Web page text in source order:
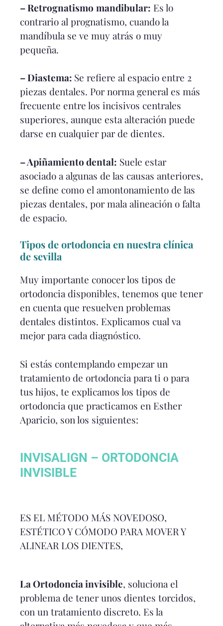
– Retrognatismo mandibular: Es lo
contrario al prognatismo, cuando la
mandíbula se ve muy atrás o muy
pequeña.
– Diastema: Se refiere al espacio entre 2
piezas dentales. Por norma general es más
frecuente entre los incisivos centrales
superiores, aunque esta alteración puede
darse en cualquier par de dientes.
– Apiñamiento dental: Suele estar
asociado a algunas de las causas anteriores,
se define como el amontonamiento de las
piezas dentales, por mala alineación o falta
de espacio.
Tipos de ortodoncia en nuestra clínica
de sevilla
Muy importante conocer los tipos de
ortodoncia disponibles, tenemos que tener
en cuenta que resuelven problemas
dentales distintos. Explicamos cual va
mejor para cada diagnóstico.
Si estás contemplando empezar un
tratamiento de ortodoncia para ti o para
tus hijos, te explicamos los tipos de
ortodoncia que practicamos en Esther
Aparicio, son los siguientes:
INVISALIGN – ORTODONCIA
INVISIBLE
ES EL MÉTODO MÁS NOVEDOSO,
ESTÉTICO Y CÓMODO PARA MOVER Y
ALINEAR LOS DIENTES,
La Ortodoncia invisible, soluciona el
problema de tener unos dientes torcidos,
con un tratamiento discreto. Es la